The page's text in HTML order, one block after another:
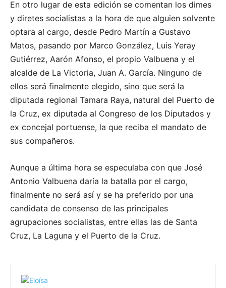
En otro lugar de esta edición se comentan los dimes
y diretes socialistas a la hora de que alguien solvente
optara al cargo, desde Pedro Martín a Gustavo
Matos, pasando por Marco González, Luis Yeray
Gutiérrez, Aarón Afonso, el propio Valbuena y el
alcalde de La Victoria, Juan A. García. Ninguno de
ellos será finalmente elegido, sino que será la
diputada regional Tamara Raya, natural del Puerto de
la Cruz, ex diputada al Congreso de los Diputados y
ex concejal portuense, la que reciba el mandato de
sus compañeros.
Aunque a última hora se especulaba con que José
Antonio Valbuena daría la batalla por el cargo,
finalmente no será así y se ha preferido por una
candidata de consenso de las principales
agrupaciones socialistas, entre ellas las de Santa
Cruz, La Laguna y el Puerto de la Cruz.